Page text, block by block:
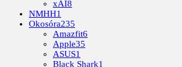
xAI8
NMHH1
Okosóra235
Amazfit6
Apple35
ASUS1
Black Shark1